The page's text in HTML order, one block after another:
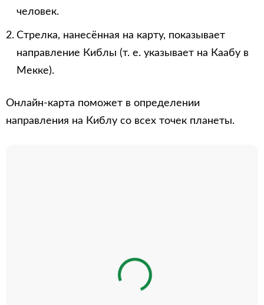
человек.
Стрелка, нанесённая на карту, показывает
направление Киблы (т. е. указывает на Каабу в
Мекке).
Онлайн-карта поможет в определении
направления на Киблу со всех точек планеты.